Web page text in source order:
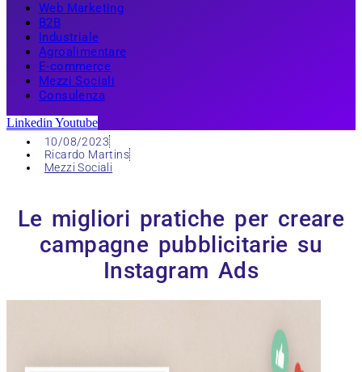
Web Marketing
B2B
Industriale
Agroalimentare
E-commerce
Mezzi Sociali
Consulenza
Linkedin Youtube
10/08/2023
Ricardo Martins
Mezzi Sociali
Le migliori pratiche per creare
campagne pubblicitarie su
Instagram Ads